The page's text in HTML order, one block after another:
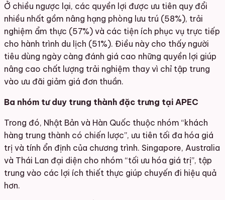
Ở chiều ngược lại, các quyền lợi được ưu tiên quy đổi
nhiều nhất gồm nâng hạng phòng lưu trú (58%), trải
nghiệm ẩm thực (57%) và các tiện ích phục vụ trực tiếp
cho hành trình du lịch (51%). Điều này cho thấy người
tiêu dùng ngày càng đánh giá cao những quyền lợi giúp
nâng cao chất lượng trải nghiệm thay vì chỉ tập trung
vào ưu đãi giảm giá đơn thuần.
Ba nhóm tư duy trung thành đặc trưng tại APEC
Trong đó, Nhật Bản và Hàn Quốc thuộc nhóm “khách
hàng trung thành có chiến lược”, ưu tiên tối đa hóa giá
trị và tính ổn định của chương trình. Singapore, Australia
và Thái Lan đại diện cho nhóm “tối ưu hóa giá trị”, tập
trung vào các lợi ích thiết thực giúp chuyến đi hiệu quả
hơn.